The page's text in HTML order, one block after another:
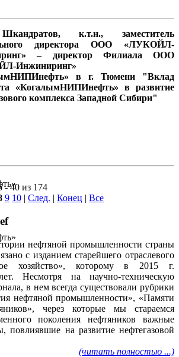
к.т.н., заместитель
директора ООО «ЛУКОЙЛ-
– директор Филиала ООО
Инжиниринг»
в г. Тюмени "Вклад
«КогалымНИПИнефть» в развитие
комплекса Западной Сибири"
- 40 из 174
9 10 | След. | Конец | Все
нефтяной промышленности страны
с изданием старейшего отраслевого
хозяйство», которому в 2015 г.
Несмотря на научно-техническую
в нем всегда существовали рубрики
нефтяной промышленности», «Памяти
через которые мы стараемся
поколения нефтяников важные
повлиявшие на развитие нефтегазовой
(читать полностью ...)